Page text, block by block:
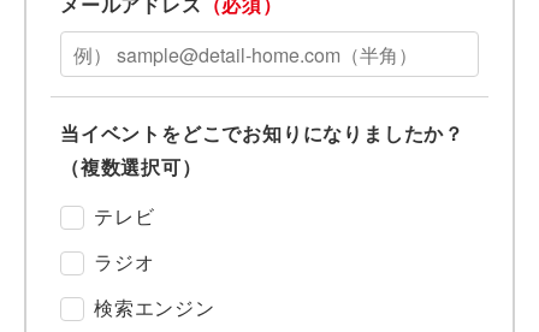
当イベントをどこでお知りになりましたか？
（複数選択可）
テレビ
ラジオ
検索エンジン